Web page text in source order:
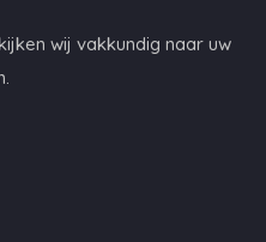
wij vakkundig naar uw